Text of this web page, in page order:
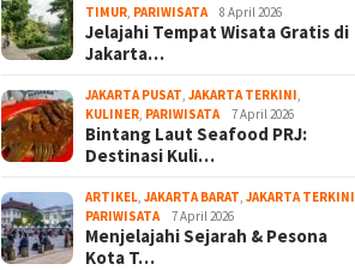
TIMUR PARIWISATA 8 April 2026
Jelajahi Tempat Wisata Gratis di
Jakarta…
JAKARTA PUSAT ,JAKARTA TERKINI
KULINER PARIWISATA 7 April 2026
Bintang Laut Seafood PRJ:
Destinasi Kuli…
ARTIKEL ,JAKARTA BARAT ,JAKARTA TERKINI
PARIWISATA
7 April 2026
Menjelajahi Sejarah & Pesona
Kota T…